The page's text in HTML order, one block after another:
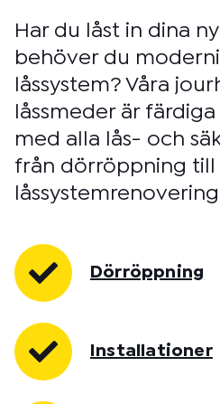
Har du låst in dina
behöver du
låssystem? Våra
låssmeder är
med alla lås- och
från dörröppning
Dörröppning
Installationer